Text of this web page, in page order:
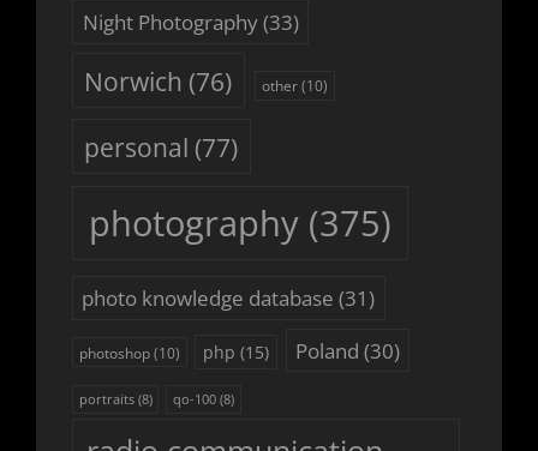
Night Photography(33)
Norwich (76) other(10)
personal (77)
photography(375)
photo knowledge database (31)
photoshop (10) php (15) Poland (30)
portraits(8) qo-100(8)